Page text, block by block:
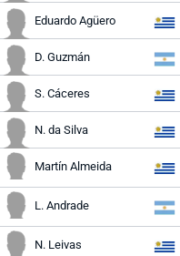
Eduardo Agüero
D. Guzmán
S. Cáceres
N. da Silva
Martín Almeida
L. Andrade
N. Leivas